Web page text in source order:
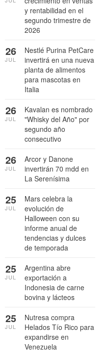
y rentabilidad en el
segundo trimestre de
2026
Nestlé Purina PetCare
invertirá en una nueva
planta de alimentos
para mascotas en
Italia
26
JUL
Kavalan es nombrado
"Whisky del Año" por
segundo año
consecutivo
26
JUL
Arcor y Danone
invertirán 70 mdd en
La Serenísima
26
JUL
Mars celebra la
evolución de
Halloween con su
informe anual de
tendencias y dulces
de temporada
25
JUL
Argentina abre
exportación a
Indonesia de carne
bovina y lácteos
25
JUL
Nutresa compra
Helados Tío Rico para
expandirse en
Venezuela
25
JUL